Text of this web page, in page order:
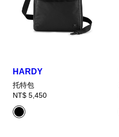
HARDY
托特包
NT$ 5,450